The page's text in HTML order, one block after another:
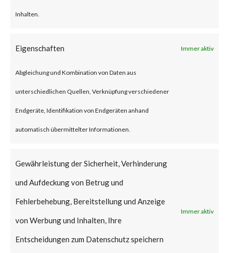
Inhalten.
Eigenschaften Immer aktiv
Abgleichung und Kombination von Daten aus
unterschiedlichen Quellen, Verknüpfung verschiedener
Endgeräte, Identifikation von Endgeräten anhand
automatisch übermittelter Informationen.
Gewährleistung der Sicherheit, Verhinderung
und Aufdeckung von Betrug und
Fehlerbehebung, Bereitstellung und Anzeige
von Werbung und Inhalten, Ihre
Entscheidungen zum Datenschutz speichern
Immer aktiv
2023-38831 was reportedly
2023. As a result, multiple
malware families have
reportedly been deployed.
FortiGuard Labs strongly
recommends all users of
version of WinRAR as soon as
possible.
What is the Vendor Solution?
The vendor has released